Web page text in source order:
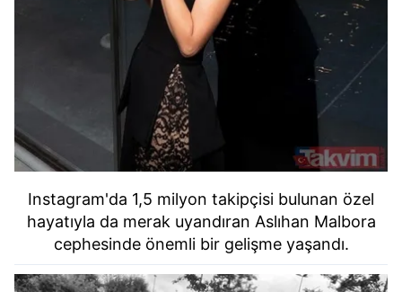
Instagram'da 1,5 milyon takipçisi bulunan özel
hayatıyla da merak uyandıran Aslıhan Malbora
cephesinde önemli bir gelişme yaşandı.